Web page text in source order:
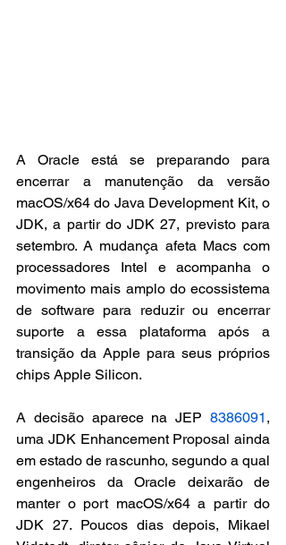
A Oracle está se preparando para
encerrar a manutenção da versão
macOS/x64 do Java Development Kit, o
JDK, a partir do JDK 27, previsto para
setembro. A mudança afeta Macs com
processadores Intel e acompanha o
movimento mais amplo do ecossistema
de software para reduzir ou encerrar
suporte a essa plataforma após a
transição da Apple para seus próprios
chips Apple Silicon.
A decisão aparece na JEP 8386091 ,
uma JDK Enhancement Proposal ainda
em estado de rascunho, segundo a qual
engenheiros da Oracle deixarão de
manter o port macOS/x64 a partir do
JDK 27. Poucos dias depois, Mikael